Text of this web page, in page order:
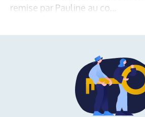
remise par Pauline au co...